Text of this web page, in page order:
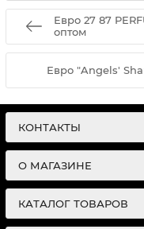
Евро 27 87
оптом
Евро "Angels'
КОНТАКТЫ
О МАГАЗИНЕ
КАТАЛОГ ТОВАРОВ